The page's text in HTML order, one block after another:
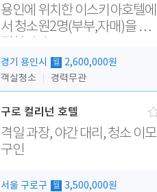
용인에 위치한 이스키아호텔에
서 청소원2명(부부,자매)을 모
경기 용인시 월
2,600,000원
객실청소
경력무관
구로 컬리넌 호텔
격일 과장, 야간 대리, 청소 이모
구인
서울 구로구 월
3,500,000원